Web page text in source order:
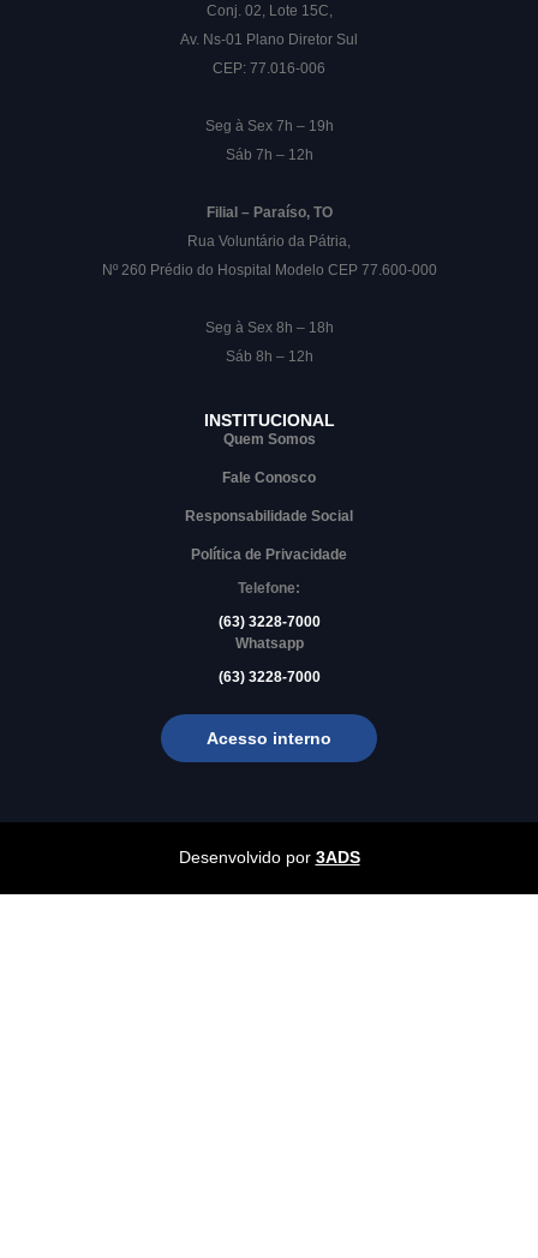
Conj. 02, Lote 15C,
Av. Ns-01 Plano Diretor Sul
CEP: 77.016-006
Seg à Sex 7h – 19h
Sáb 7h – 12h
Filial – Paraíso, TO
Rua Voluntário da Pátria,
Nº 260 Prédio do Hospital Modelo CEP 77.600-000
Seg à Sex 8h – 18h
Sáb 8h – 12h
INSTITUCIONAL
Quem Somos
Fale Conosco
Responsabilidade Social
Política de Privacidade
Telefone:
(63) 3228-7000
Whatsapp
(63) 3228-7000
Acesso interno
Desenvolvido por 3ADS